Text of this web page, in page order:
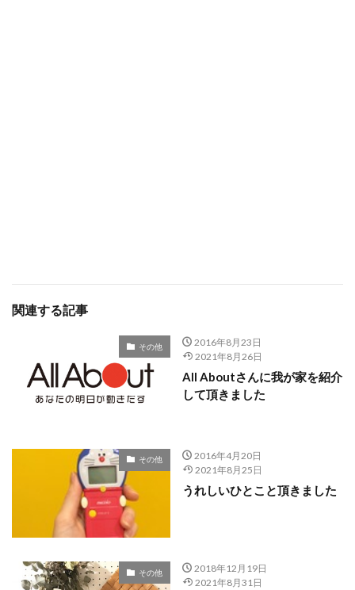
関連する記事
その他
2016年8月23日
2021年8月26日
All Aboutさんに我が家を紹介
して頂きました
その他
2016年4月20日
2021年8月25日
うれしいひとこと頂きました
その他
2018年12月19日
2021年8月31日